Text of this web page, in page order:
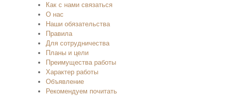
Как с нами связаться
О нас
Наши обязательства
Правила
Для сотрудничества
Планы и цели
Преимущества работы
Характер работы
Объявление
Рекомендуем почитать